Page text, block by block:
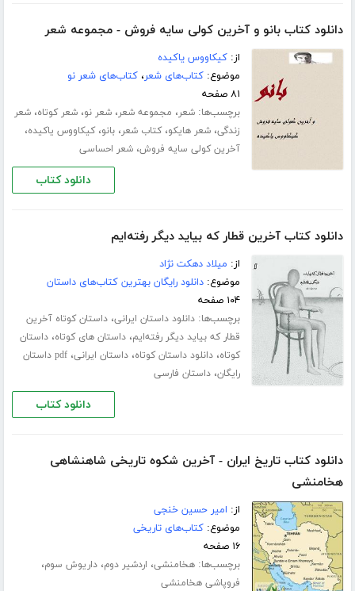
دانلود کتاب بانو و آخرین کولی سایه فروش - مجموعه شعر
از:کیکاووس یاکیده
موضوع:کتاب‌های شعر،کتاب‌های شعر نو
۸۱ صفحه
برچسب‌ها:شعر، مجموعه شعر،شعر نو،شعر کوتاه،شعر
زندگی،شعر هایکو،کتاب شعر،بانو،کیکاووس یاکیده،
آخرین کولی سایه فروش،شعر احساسی
دانلود کتاب
دانلود کتاب آخرین قطار که بیاید دیگر رفته‌ایم
از: میلاد دهکت نژاد
موضوع:دانلود رایگان بهترین کتاب‌های داستان
۱۰۴ صفحه
برچسب‌ها:دانلود داستان ایرانی،داستان کوتاه آخرین
قطار که بیاید دیگر رفته‌ایم،داستان های کوتاه،داستان
کوتاه،دانلود داستان کوتاه،داستان ایرانی،
pdf داستان
رایگان،داستان فارسی
دانلود کتاب
دانلود کتاب تاریخ ایران - آخرین شکوه تاریخی شاهنشاهی
هخامنشی
از: امیر حسین خنجی
موضوع:کتاب‌های تاریخی
۱۶ صفحه
برچسب‌ها:هخامنشی، اردشیر دوم،داریوش سوم،
فروپاشی هخامنشی